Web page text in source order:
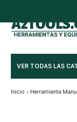
VER TODAS LAS
Inicio Herramienta